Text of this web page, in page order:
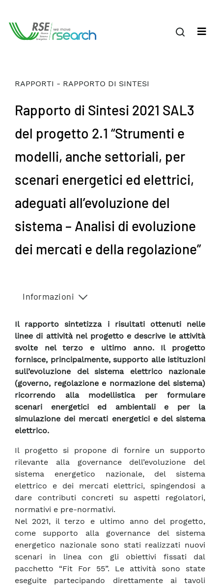
RAPPORTI - RAPPORTO DI SINTESI
Rapporto di Sintesi 2021 SAL3
del progetto 2.1 “Strumenti e
modelli, anche settoriali, per
scenari energetici ed elettrici,
adeguati all’evoluzione del
sistema – Analisi di evoluzione
dei mercati e della regolazione”
Informazioni
Il rapporto sintetizza i risultati ottenuti nelle
linee di attività nel progetto e descrive le attività
svolte nel terzo e ultimo anno. Il progetto
fornisce, principalmente, supporto alle istituzioni
sull’evoluzione del sistema elettrico nazionale
(governo, regolazione e normazione del sistema)
ricorrendo alla modellistica per formulare
scenari energetici ed ambientali e per la
simulazione dei mercati energetici e del sistema
elettrico.
Il progetto si propone di fornire un supporto
rilevante alla governance dell’evoluzione del
sistema energetico nazionale, del sistema
elettrico e dei mercati elettrici, spingendosi a
dare contributi concreti su aspetti regolatori,
normativi e pre-normativi.
Nel 2021, il terzo e ultimo anno del progetto,
come supporto alla governance del sistema
energetico nazionale sono stati realizzati nuovi
scenari in linea con gli obiettivi fissati dal
pacchetto “Fit For 55”. Le attività sono state
eseguite partecipando direttamente ai tavoli